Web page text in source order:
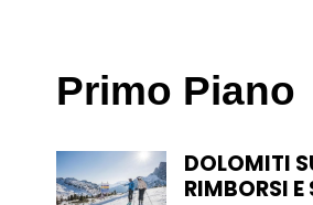
Primo Piano
DOLOMITI
RIMBORSI